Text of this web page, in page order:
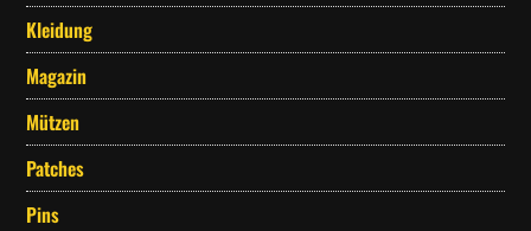
Kleidung
Magazin
Mützen
Patches
Pins